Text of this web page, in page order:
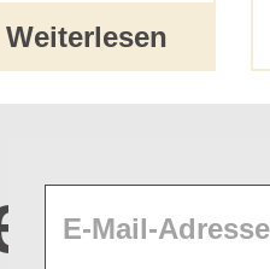
Weiterlesen